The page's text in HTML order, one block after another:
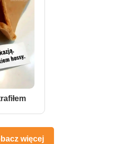
więcej